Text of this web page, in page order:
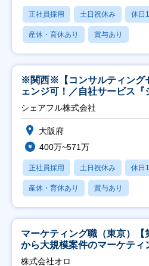
正社員採用 土日祝休み 休日
産休・育休あり 賞与あり
※関西※【コンサルティング
ェンジ可！／自社サービス『
シェアフル株式会社
大阪府
400万~571万
正社員採用 土日祝休み 休日
産休・育休あり 賞与あり
マーケティング職（東京）【
から大規模案件のマーケティ
修充実】
株式会社オロ